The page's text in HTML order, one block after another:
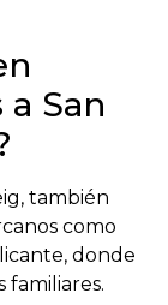
San
, también
como
, donde
familiares.